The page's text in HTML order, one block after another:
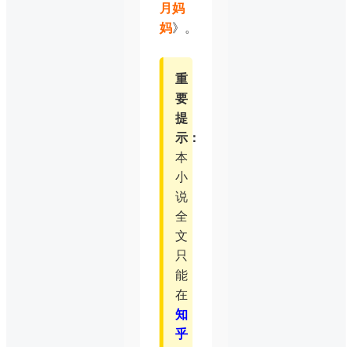
月妈
妈》。
重
要
提
示：
本
小
说
全
文
只
能
在
知
乎